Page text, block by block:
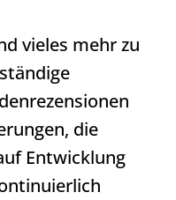
vieles mehr zu
die
Entwicklung